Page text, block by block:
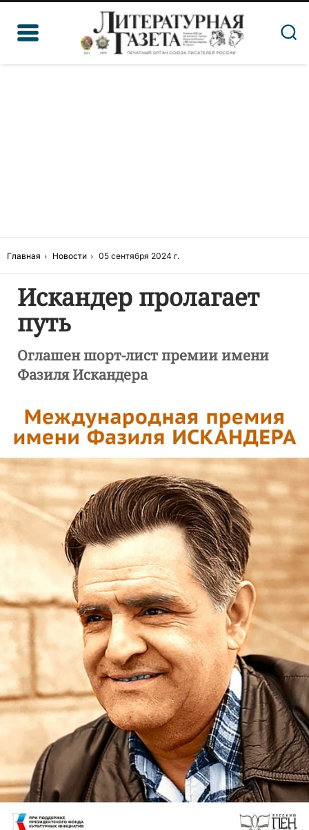
Главная Новости 05 сентября 2024 г.
Искандер пролагает
путь
Оглашен шорт-лист премии имени
Фазиля Искандера